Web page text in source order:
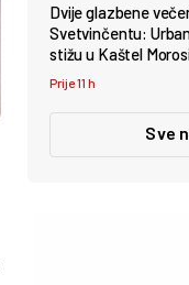
Dvije glazbene
Svetvinčentu:
stižu u Kaštel
Prije 11 h
Sve